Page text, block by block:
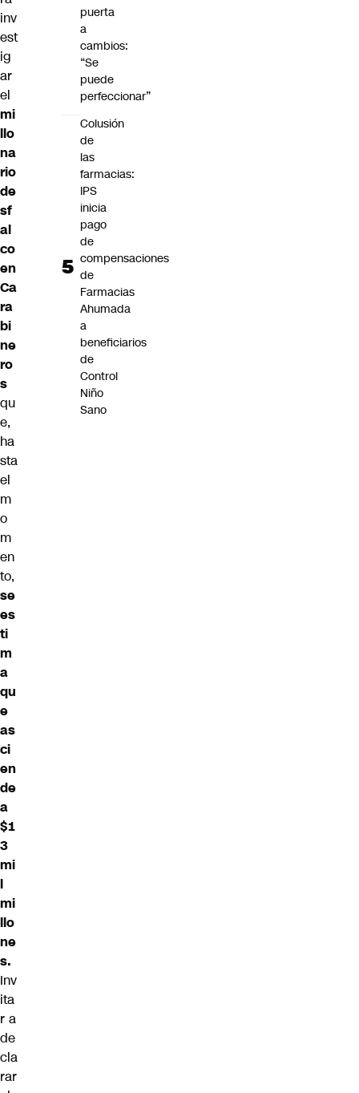
inv
est
ig
ar
el
mi
llo
na
rio
de
sf
al
co
en
Ca
ra
bi
ne
ro
s
qu
e,
ha
sta
el
m
o
m
en
to,
se
es
ti
m
a
qu
e
as
ci
en
de
a
$1
3
mi
l
mi
llo
ne
s.
Inv
ita
r a
de
cla
rar
puerta
a
cambios:
“Se
puede
perfeccionar”
Colusión
de
las
farmacias:
IPS
inicia
pago
de
compensaciones
de
Farmacias
Ahumada
a
beneficiarios
de
Control
Niño
Sano